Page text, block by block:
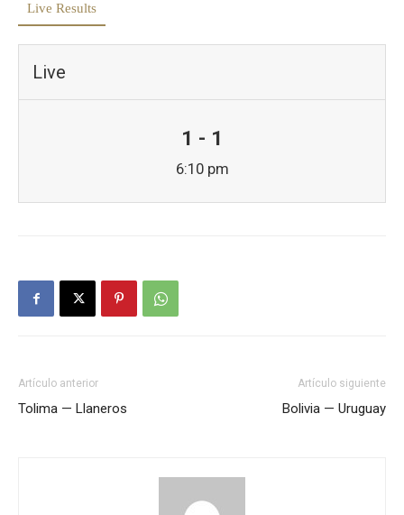
Live Results
Live
1 - 1
6:10 pm
Artículo anterior
Tolima — Llaneros
Artículo siguiente
Bolivia — Uruguay